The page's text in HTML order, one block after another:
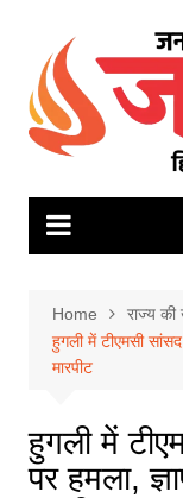
content
Home
राज्य
हुगली में टीएमसी
मारपीट
हुगली में
पर हमला,